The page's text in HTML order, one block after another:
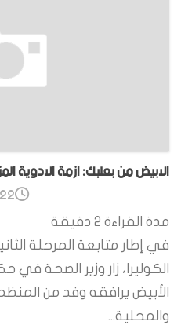
الابيض من بعلبك: ازمة الادوية
مدة القراءة 2 دقيقة
في إطار متابعة المرحلة
الكوليرا، زار وزير الصحة
الأبيض يرافقه وفد من
والمحلية...